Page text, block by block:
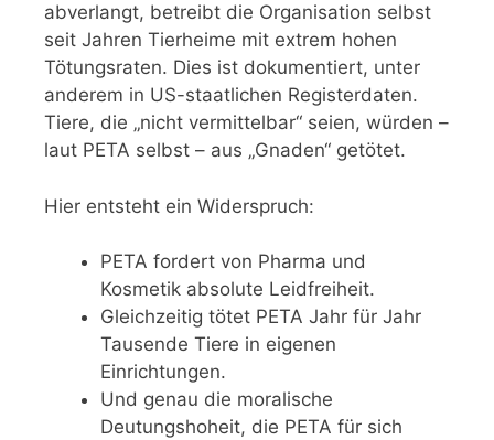
abverlangt, betreibt die Organisation selbst
seit Jahren Tierheime mit extrem hohen
Tötungsraten. Dies ist dokumentiert, unter
anderem in US-staatlichen Registerdaten.
Tiere, die „nicht vermittelbar“ seien, würden –
laut PETA selbst – aus „Gnaden“ getötet.
Hier entsteht ein Widerspruch:
PETA fordert von Pharma und
Kosmetik absolute Leidfreiheit.
Gleichzeitig tötet PETA Jahr für Jahr
Tausende Tiere in eigenen
Einrichtungen.
Und genau die moralische
Deutungshoheit, die PETA für sich